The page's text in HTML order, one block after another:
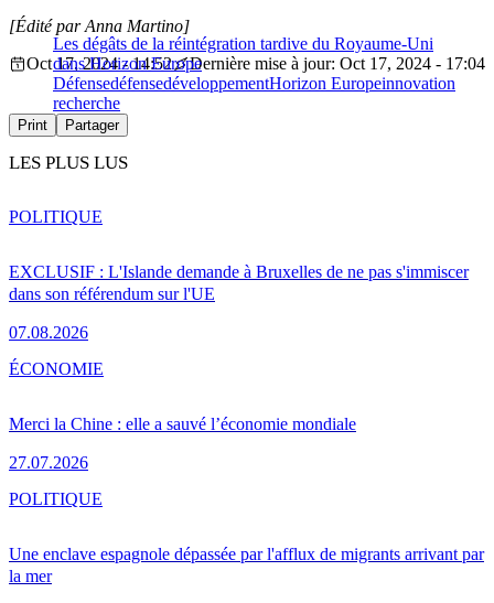
Les dégâts de la réintégration tardive du Royaume-Uni
dans Horizon Europe
[Édité par Anna Martino]
Oct 17, 2024 - 14:52
Dernière mise à jour: Oct 17, 2024 - 17:04
DéfensedéfensedéveloppementHorizon Europeinnovation
recherche
Print Partager
LES PLUS LUS
EXCLUSIF : L'Islande demande à Bruxelles de ne pas s'immiscer
dans son référendum sur l'UE
07.08.2026
POLITIQUE
Merci la Chine : elle a sauvé l’économie mondiale
27.07.2026
ÉCONOMIE
Une enclave espagnole dépassée par l'afflux de migrants arrivant par
la mer
POLITIQUE